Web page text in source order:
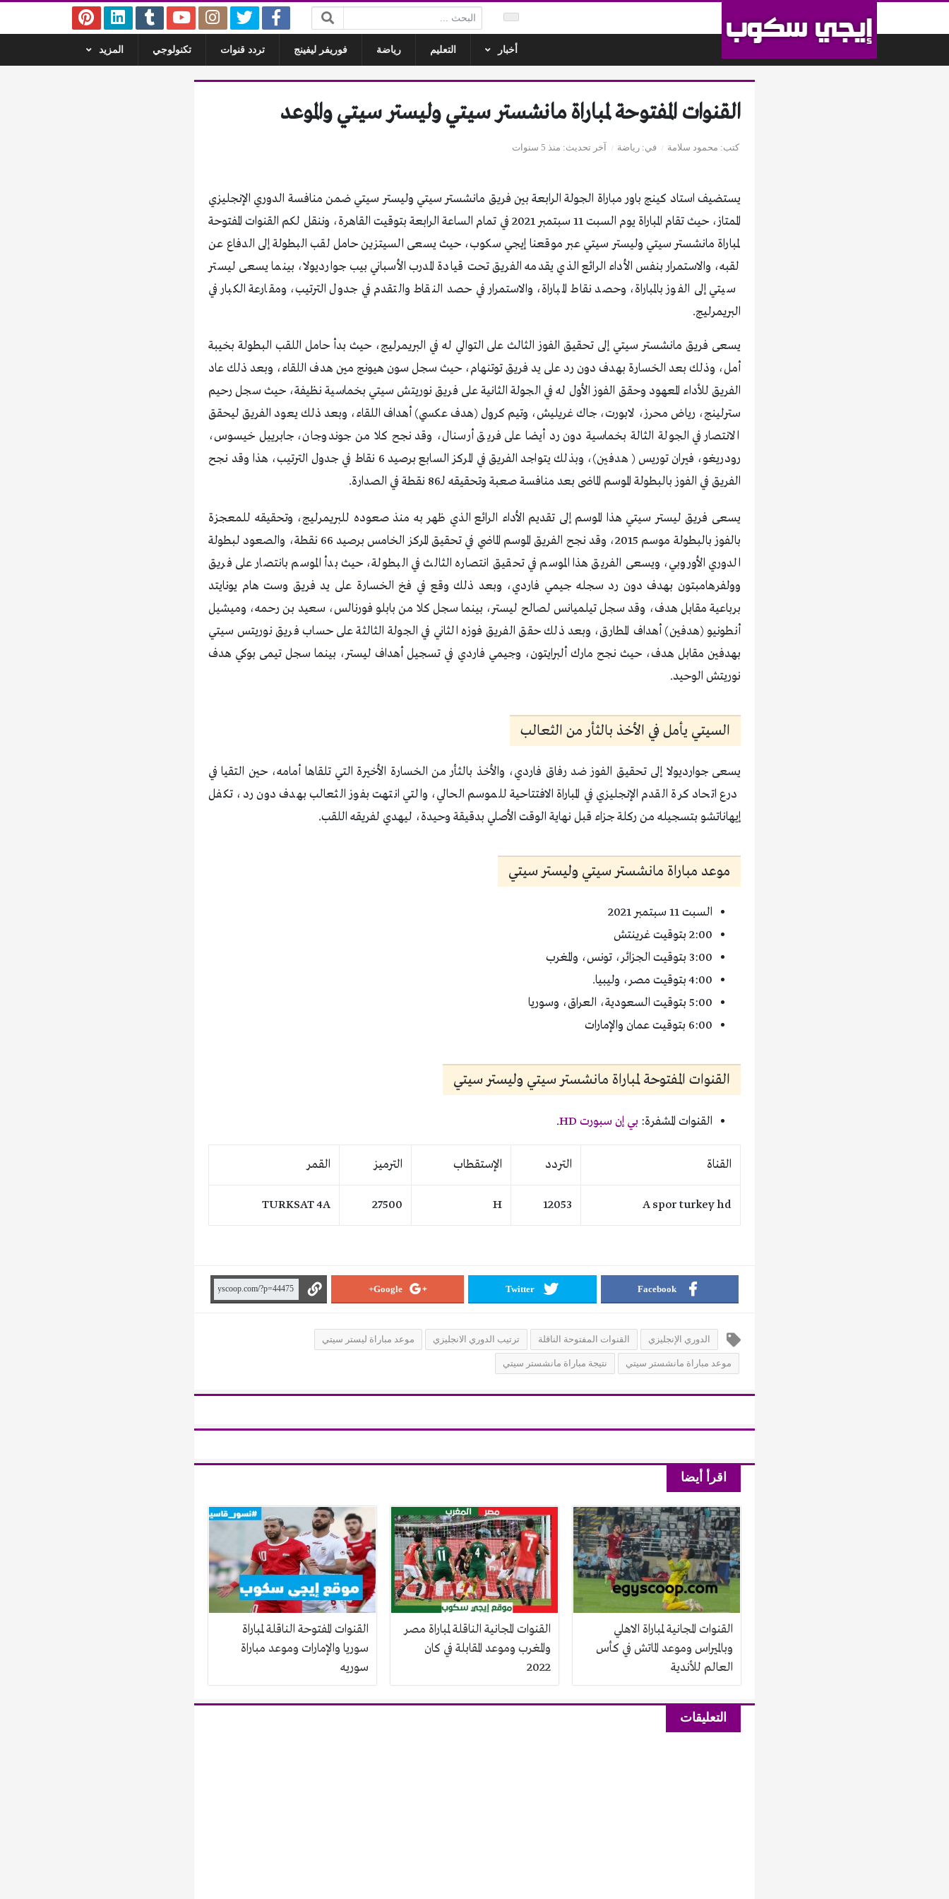
البحث:
أخبار التعليم رياضة فوريفر ليفينج تردد قنوات تكنولوجي المزيد
القنوات المفتوحة لمباراة مانشستر سيتي وليستر سيتي والموعد
كتب محمود سلامة في رياضة آخر تحديث منذ 5 سنوات
يستضيف استاد كينج باور مباراة الجولة الرابعة بين فريق مانشستر سيتي وليستر سيتي ضمن منافسة الدوري الإنجليزي
الممتاز، حيث تقام المباراة يوم السبت 11 سبتمبر 2021 في تمام الساعة الرابعة بتوقيت القاهرة، وننقل لكم القنوات المفتوحة
لمباراة مانشستر سيتي وليستر سيتي عبر موقعنا إيجي سكوب، حيث يسعى السيتزين حامل لقب البطولة إلى الدفاع عن
لقبه، والاستمرار بنفس الأداء الرائع الذي يقدمه الفريق تحت قيادة المدرب الأسباني بيب جوارديولا، بينما يسعى ليستر
سيتي إلى الفوز بالمباراة، وحصد نقاط المباراة، والاستمرار في حصد النقاط والتقدم في جدول الترتيب، ومقارعة الكبار في
البريمرليج.
يسعى فريق مانشستر سيتي إلى تحقيق الفوز الثالث على التوالي له في البريمرليج، حيث بدأ حامل اللقب البطولة بخيبة
أمل، وذلك بعد الخسارة بهدف دون رد على يد فريق توتنهام، حيث سجل سون هيونج مين هدف اللقاء، وبعد ذلك عاد
الفريق للأداء المعهود وحقق الفوز الأول له في الجولة الثانية على فريق نوريتش سيتي بخماسية نظيفة، حيث سجل رحيم
سترلينج، رياض محرز، لابورت، جاك غريليش، وتيم كرول (هدف عكسي) أهداف اللقاء، وبعد ذلك يعود الفريق ليحقق
الانتصار في الجولة الثالة بخماسية دون رد أيضا على فريق أرسنال، وقد نجح كلا من جوندوجان، جابرييل خيسوس،
رودريغو، فيران توريس ( هدفين)، وبذلك يتواجد الفريق في المركز السابع برصيد 6 نقاط في جدول الترتيب، هذا وقد نجح
الفريق في الفوز بالبطولة الموسم الماضى بعد منافسة صعبة وتحقيقه لـ86 نقطة في الصدارة.
يسعى فريق ليستر سيتي هذا الموسم إلى تقديم الأداء الرائع الذي ظهر به منذ صعوده للبريمرليج، وتحقيقه للمعجزة
بالفوز بالبطولة موسم 2015، وقد نجح الفريق الموسم الماضي في تحقيق المركز الخامس برصيد 66 نقطة، والصعود لبطولة
الدوري الأوروبي، ويسعى الفريق هذا الموسم في تحقيق انتصاره الثالث في البطولة، حيث بدأ الموسم بانتصار على فريق
وولفرهامبتون بهدف دون رد سجله جيمي فاردي، وبعد ذلك وقع في فخ الخسارة على يد فريق وست هام يونايتد
برباعية مقابل هدف، وقد سجل تيلميانس لصالح ليستر، بينما سجل كلا من بابلو فورنالس، سعيد بن رحمه، وميشيل
أنطونيو (هدفين) أهداف المطارق، وبعد ذلك حقق الفريق فوزه الثاني في الجولة الثالثة على حساب فريق نوريتس سيتي
بهدفين مقابل هدف، حيث نجح مارك ألبرايتون، وجيمي فاردي في تسجيل أهداف ليستر، بينما سجل تيمى بوكي هدف
نوريتش الوحيد.
السيتي يأمل في الأخذ بالثأر من الثعالب
يسعى جوارديولا إلى تحقيق الفوز ضد رفاق فاردي، والأخذ بالثأر من الخسارة الأخيرة التي تلقاها أمامه، حين التقيا في
درع اتحاد كرة القدم الإنجليزي في المباراة الافتتاحية للموسم الحالي، والتي انتهت بفوز الثعالب بهدف دون رد، تكفل
إيهاناتشو بتسجيله من ركلة جزاء قبل نهاية الوقت الأصلي بدقيقة وحيدة، ليهدي لفريقه اللقب.
موعد مباراة مانشستر سيتي وليستر سيتي
السبت 11 سبتمبر 2021
2:00 بتوقيت غرينتش
3:00 بتوقيت الجزائر، تونس، والمغرب
4:00 بتوقيت مصر، وليبيا.
5:00 بتوقيت السعودية، العراق، وسوريا
6:00 بتوقيت عمان والإمارات
القنوات المفتوحة لمباراة مانشستر سيتي وليستر سيتي
القنوات المشفرة: بي إن سبورت HD .
القناة التردد الإستقطاب الترميز القمر
A spor turkey hd
12053
H
27500
TURKSAT 4A
Facebook
Twitter
Google+
الدوري الإنجليزي القنوات المفتوحة الناقلة ترتيب الدوري الانجليزي موعد مباراة ليستر سيتي
موعد مباراة مانشستر سيتي نتيجة مباراة مانشستر سيتي
اقرأ أيضا
القنوات المجانية لمباراة الاهلي
وبالميراس وموعد الماتش في كأس
العالم للأندية
القنوات المجانية الناقلة لمباراة مصر
والمغرب وموعد المقابلة في كان
2022
القنوات المفتوحة الناقلة لمباراة
سوريا والإمارات وموعد مباراة
سوريه
التعليقات